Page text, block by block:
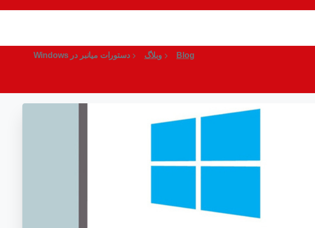
Blog وبلاگ دستورات میانبر در Windows